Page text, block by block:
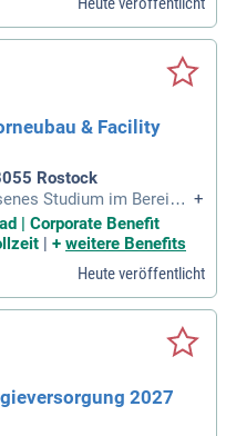
& Facility
Rostock
Studium im Bereich
oder einen v
mehrjährige Erfahrun
+
| Corporate Benefit
| + weitere Benefits
Heute veröffentlicht
2027